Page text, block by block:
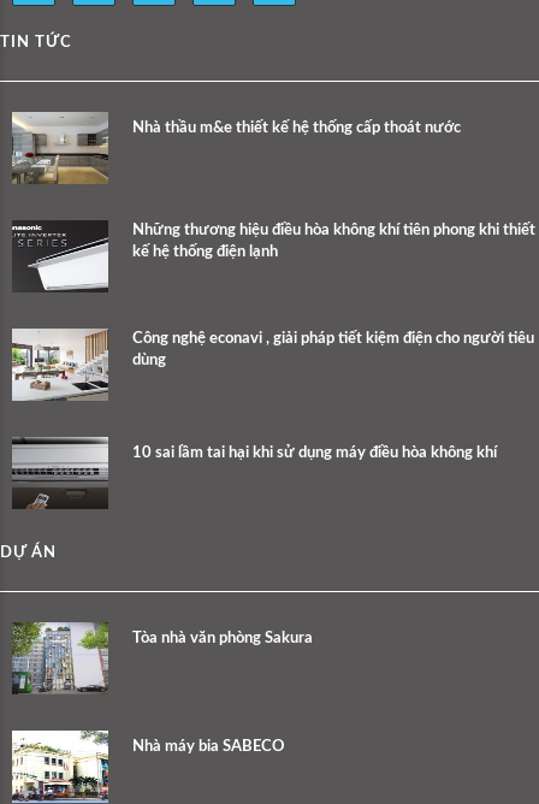
TIN TỨC
Nhà thầu m&e thiết kế hệ thống cấp thoát nước
Những thương hiệu điều hòa không khí tiên phong khi thiết
kế hệ thống điện lạnh
Công nghệ econavi , giải pháp tiết kiệm điện cho người tiêu
dùng
10 sai lầm tai hại khi sử dụng máy điều hòa không khí
DỰ ÁN
Tòa nhà văn phòng Sakura
Nhà máy bia SABECO